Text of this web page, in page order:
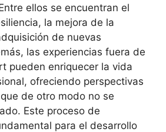
ellos se encuentran el
la mejora de la
de nuevas
las experiencias fuera de
pueden enriquecer la vida
ofreciendo perspectivas
de otro modo no se
Este proceso de
para el desarrollo